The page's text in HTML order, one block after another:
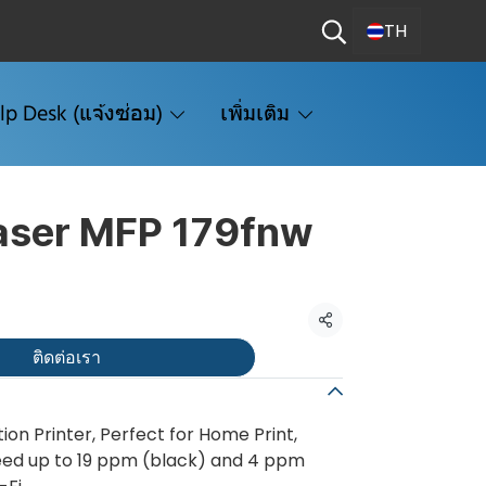
TH
Desk (แจ้งซ่อม) เพิ่มเติม
MFP 179fnw
แชร์
ติดต่อเรา
Printer, Perfect for Home Print,
up to 19 ppm (black) and 4 ppm